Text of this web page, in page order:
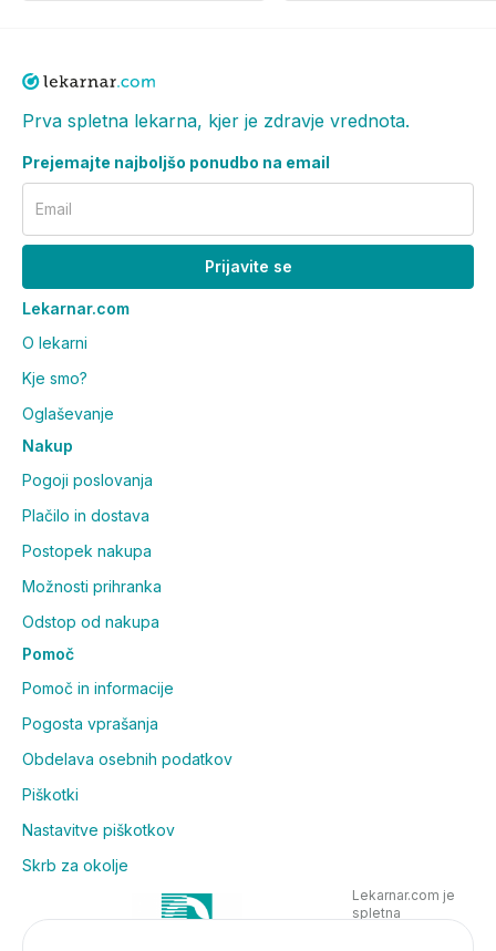
Prva spletna lekarna, kjer je zdravje vrednota.
Prejemajte najboljšo ponudbo na email
Email
Prijavite se
Lekarnar.com
O lekarni
Kje smo?
Oglaševanje
Nakup
Pogoji poslovanja
Plačilo in dostava
Postopek nakupa
Možnosti prihranka
Odstop od nakupa
Pomoč
Pomoč in informacije
Pogosta vprašanja
Obdelava osebnih podatkov
Piškotki
Nastavitve piškotkov
Skrb za okolje
Lekarnar.com je
spletna